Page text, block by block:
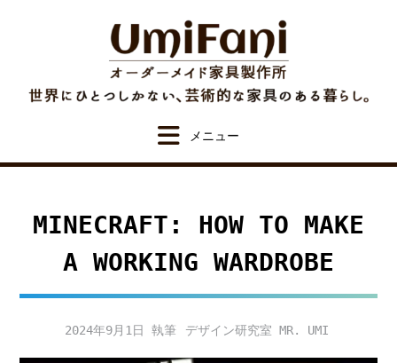
MINECRAFT: HOW TO MAKE
A WORKING WARDROBE
2024年9月1日 デザイン研究室 MR. UMI